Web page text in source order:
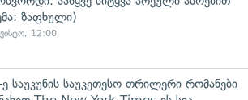
ზაფხული)
12:00
საუკუნის საუკეთესო თრილერი რომანები